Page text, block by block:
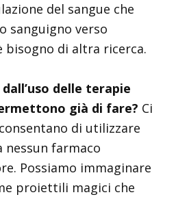
del sangue che
sanguigno verso
bisogno di altra ricerca.
delle terapie
già di fare? Ci
di utilizzare
farmaco
Possiamo immaginare
proiettili magici che